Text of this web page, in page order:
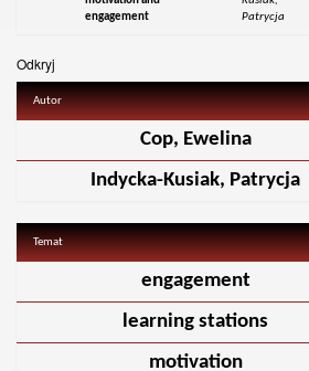
engagement
Patrycja
Odkryj
Autor
Cop, Ewelina
Indycka-Kusiak, Patrycja
Temat
engagement
learning stations
motivation